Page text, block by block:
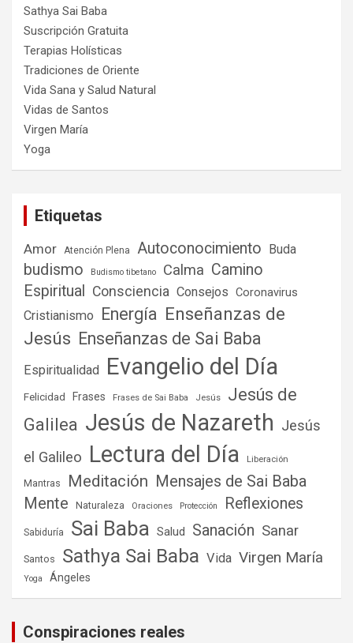
Sathya Sai Baba
Suscripción Gratuita
Terapias Holísticas
Tradiciones de Oriente
Vida Sana y Salud Natural
Vidas de Santos
Virgen María
Yoga
Etiquetas
Amor Atención Plena Autoconocimiento Buda
budismo Budismo tibetano Calma Camino
Espiritual
Consciencia Consejos Coronavirus
Cristianismo Energía Enseñanzas de
Jesús Enseñanzas de Sai Baba
Espiritualidad Evangelio del Día
Felicidad Frases Frases de Sai Baba Jesús
Jesús de
Galilea Jesús de Nazareth Jesús
el Galileo Lectura del Día Liberación
Mantras Meditación Mensajes de Sai Baba
Mente
Naturaleza Oraciones Protección Reflexiones
Sabiduría Sai Baba Salud Sanación Sanar
Santos Sathya Sai Baba Vida Virgen María
Yoga Ángeles
Conspiraciones reales